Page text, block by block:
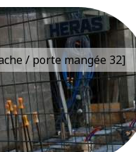
/ porte mangée 32]